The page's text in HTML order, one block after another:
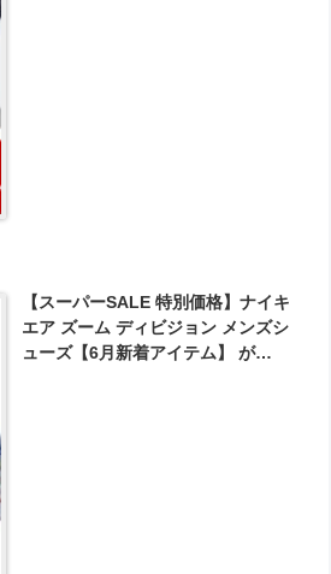
【スーパーSALE 特別価格】ナイキ
エア ズーム ディビジョン メンズシ
ューズ【6月新着アイテム】 が